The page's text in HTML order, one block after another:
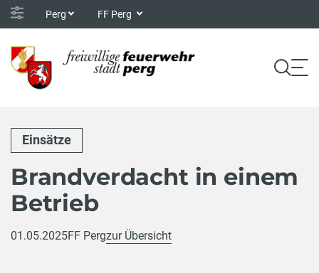
Perg FF Perg
Einsätze
Brandverdacht in einem
Betrieb
01.05.2025FF Pergzur Übersicht